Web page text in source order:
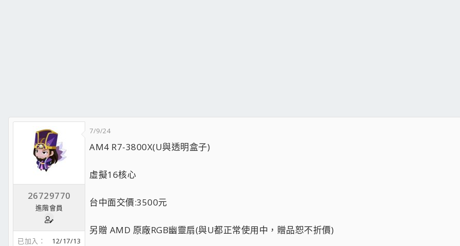
26729770
進階會員
已加入
12/17/13
7/9/24
AM4 R7-3800X(U與透明盒子)
虛擬16核心
台中面交價:3500元
另贈 AMD 原廠RGB幽靈扇(與U都正常使用中，贈品恕不折價)